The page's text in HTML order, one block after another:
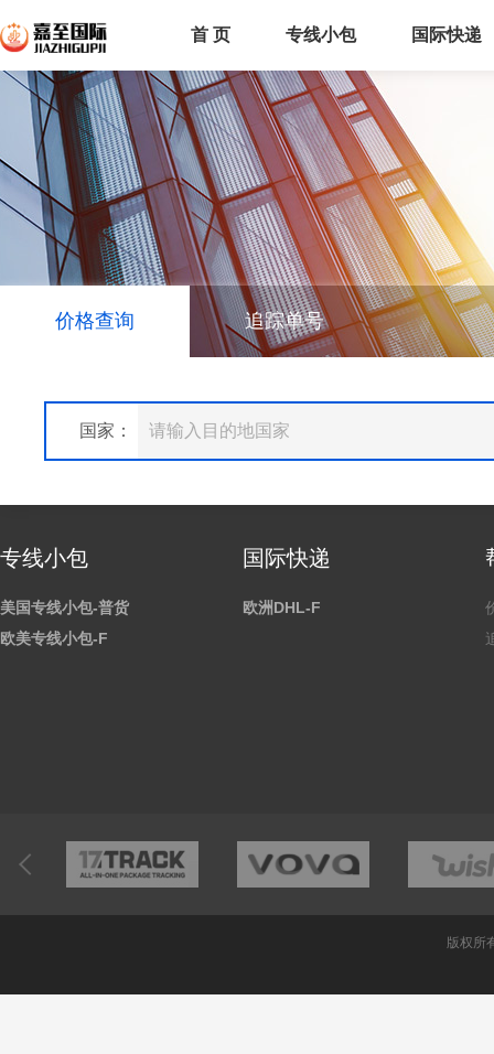
首 页 专线小包 国际快递
价格查询 追踪单号
国家：
专线小包
美国专线小包-普货
欧美专线小包-F
国际快递
欧洲DHL-F
版权所